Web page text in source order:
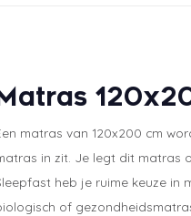
matras van 120x200 cm
in zit. Je legt dit matras
heb je ruime keuze in
of